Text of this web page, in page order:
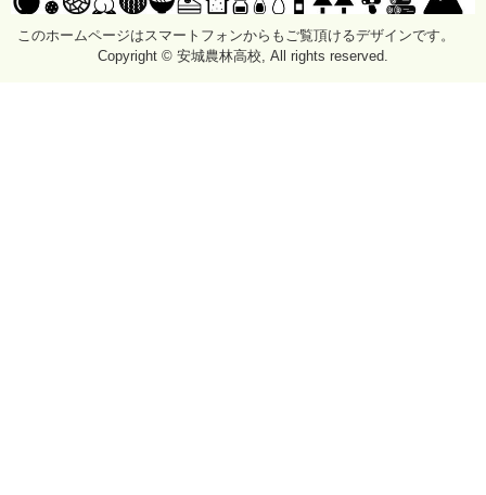
このホームページはスマートフォンからもご覧頂けるデザインです。
Copyright © 安城農林高校, All rights reserved.